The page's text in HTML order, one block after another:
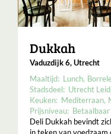
Dukkah
Vaduzdijk 6, Utrecht
Maaltijd: Lunch
Stadsdeel: Utrecht
Keuken: Mediterraan
Prijsniveau: Betaalbaar
Deli Dukkah bevindt